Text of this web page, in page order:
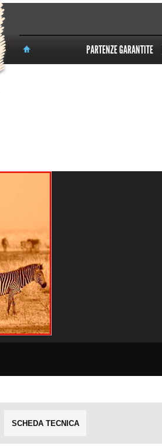
PARTENZE GARANTITE
SCHEDA TECNICA